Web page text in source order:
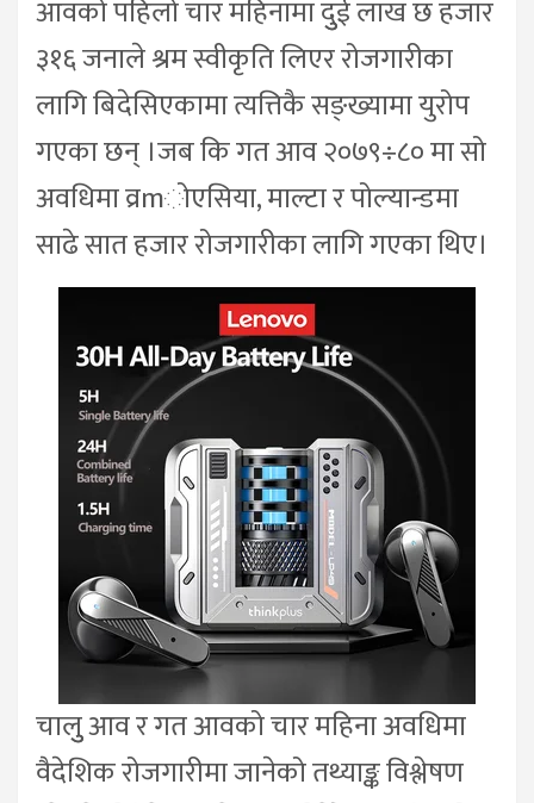
आवको पहिलो चार महिनामा दुुई लाख छ हजार
३१६ जनाले श्रम स्वीकृति लिएर रोजगारीका
लागि बिदेसिएकामा त्यत्तिकै सङ्ख्यामा युरोप
गएका छन् ।जब कि गत आव २०७९÷८० मा सो
अवधिमा व्रmोएसिया, माल्टा र पोल्यान्डमा
साढे सात हजार रोजगारीका लागि गएका थिए।
चालुु आव र गत आवको चार महिना अवधिमा
वैदेशिक रोजगारीमा जानेको तथ्याङ्क विश्लेषण